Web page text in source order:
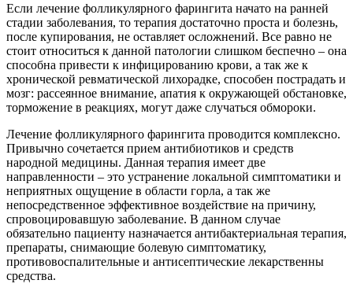
Если лечение фолликулярного фарингита начато на ранней
стадии заболевания, то терапия достаточно проста и болезнь,
после купирования, не оставляет осложнений. Все равно не
стоит относиться к данной патологии слишком беспечно – она
способна привести к инфицированию крови, а так же к
хронической ревматической лихорадке, способен пострадать и
мозг: рассеянное внимание, апатия к окружающей обстановке,
торможение в реакциях, могут даже случаться обмороки.
Лечение фолликулярного фарингита проводится комплексно.
Привычно сочетается прием антибиотиков и средств
народной медицины. Данная терапия имеет две
направленности – это устранение локальной симптоматики и
неприятных ощущение в области горла, а так же
непосредственное эффективное воздействие на причину,
спровоцировавшую заболевание. В данном случае
обязательно пациенту назначается антибактериальная терапия,
препараты, снимающие болевую симптоматику,
противовоспалительные и антисептические лекарственны
средства.